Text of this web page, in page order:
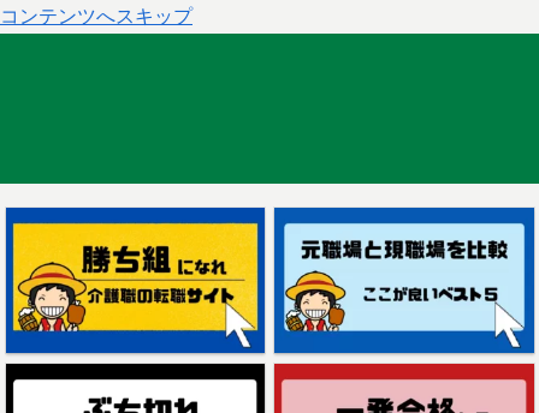
コンテンツへスキップ